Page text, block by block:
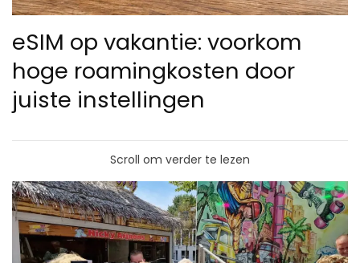
eSIM op vakantie: voorkom
hoge roamingkosten door
juiste instellingen
Scroll om verder te lezen